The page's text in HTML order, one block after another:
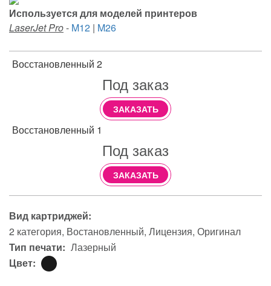
Используется для моделей принтеров
LaserJet Pro- M12 | M26
Восстановленный 2
Под заказ
ЗАКАЗАТЬ
Восстановленный 1
Под заказ
ЗАКАЗАТЬ
Вид картриджей:
2 категория Востановленный Лицензия Оригинал
Тип печати: Лазерный
Цвет: